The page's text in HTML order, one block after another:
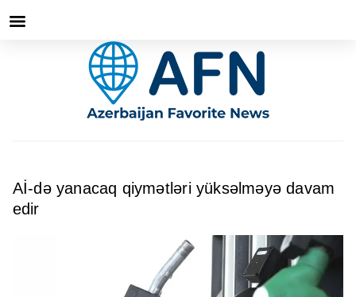
Aİ-də yanacaq qiymətləri yüksəlməyə davam
edir